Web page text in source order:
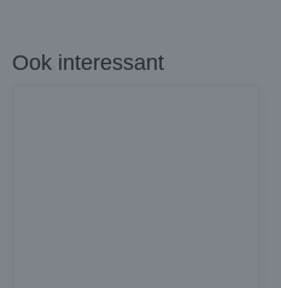
Ook interessant